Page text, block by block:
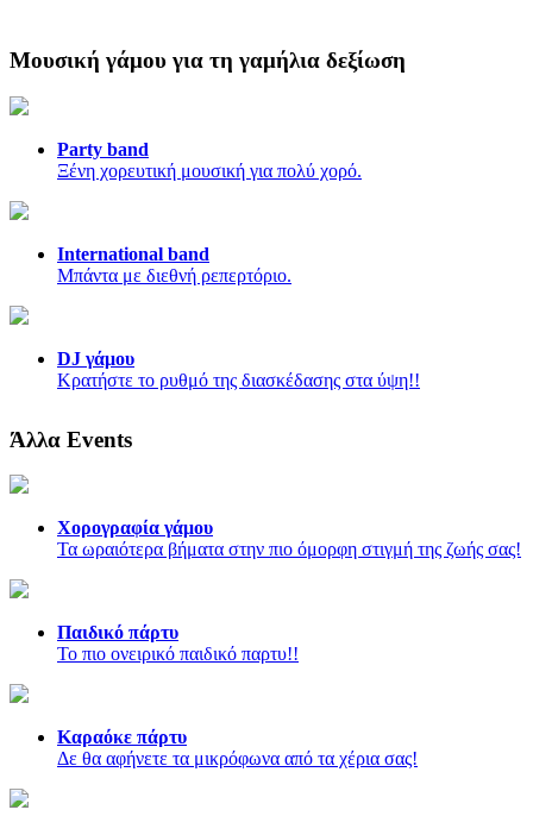
Μουσική γάμου για τη γαμήλια δεξίωση
Party band
Ξένη χορευτική μουσική για πολύ χορό.
International band
Μπάντα με διεθνή ρεπερτόριο.
DJ γάμου
Κρατήστε το ρυθμό της διασκέδασης στα ύψη!!
Άλλα Events
Χορογραφία γάμου
Τα ωραιότερα βήματα στην πιο όμορφη στιγμή της ζωής σας!
Παιδικό πάρτυ
Το πιο ονειρικό παιδικό παρτυ!!
Καραόκε πάρτυ
Δε θα αφήνετε τα μικρόφωνα από τα χέρια σας!